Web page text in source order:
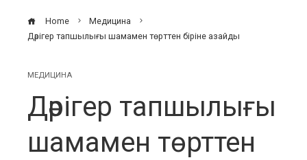
Home
Медицина
Дәрігер тапшылығы шамамен төрттен біріне азайды
МЕДИЦИНА
Дәрігер тапшылығы
шамамен төрттен